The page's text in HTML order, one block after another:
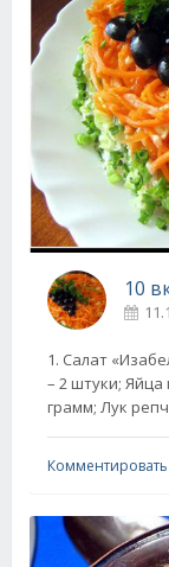
10
1. Салат
– 2 штуки;
грамм; Лук
Комментировать